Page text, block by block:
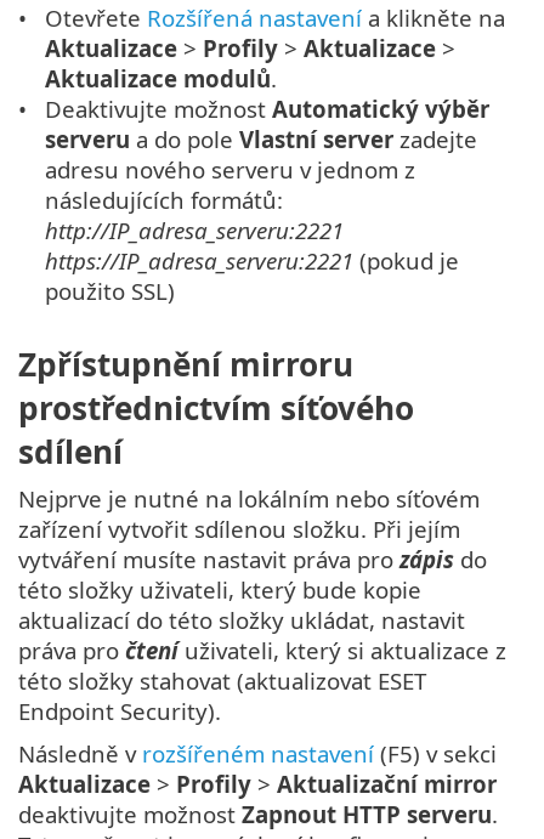
Otevřete Rozšířená nastavení a klikněte na
Aktualizace > Profily >Aktualizace >
Aktualizace modulů.
Deaktivujte možnostAutomatický výběr
serveru a do poleVlastní server zadejte
adresu nového serveru v jednom z
následujících formátů:
http://IP_adresa_serveru:2221
https://IP_adresa_serveru:2221(pokud je
použito SSL)
Zpřístupnění mirroru
prostřednictvím síťového
sdílení
Nejprve je nutné na lokálním nebo síťovém
zařízení vytvořit sdílenou složku. Při jejím
vytváření musíte nastavit práva prozápis do
této složky uživateli, který bude kopie
aktualizací do této složky ukládat, nastavit
práva pro čteníuživateli, který si aktualizace z
této složky stahovat (aktualizovat ESET
Endpoint Security).
Následně v rozšířeném nastavení (F5) v sekci
Aktualizace > Profily > Aktualizační mirror
deaktivujte možnost Zapnout HTTP serveru.